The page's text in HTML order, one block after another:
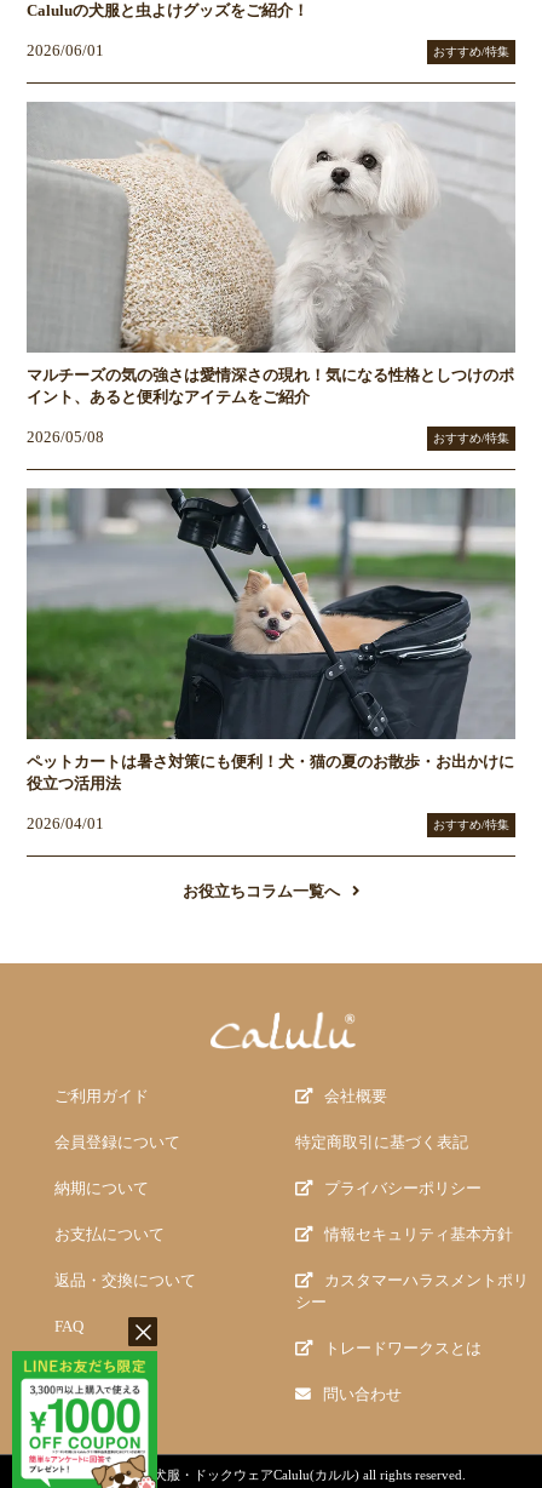
Caluluの犬服と虫よけグッズをご紹介！
2026/06/01 おすすめ/特集
マルチーズの気の強さは愛情深さの現れ！気になる性格としつけのポ
イント、あると便利なアイテムをご紹介
2026/05/08 おすすめ/特集
ペットカートは暑さ対策にも便利！犬・猫の夏のお散歩・お出かけに
役立つ活用法
2026/04/01 おすすめ/特集
お役立ちコラム一覧へ
ご利用ガイド
会員登録について
納期について
お支払について
返品・交換について
FAQ
会社概要
特定商取引に基づく表記
プライバシーポリシー
情報セキュリティ基本方針
カスタマーハラスメントポリ
シー
トレードワークスとは
問い合わせ
copyright (c)犬服・ドックウェアCalulu(カルル) all rights reserved.